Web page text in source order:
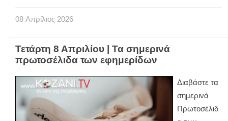
08 Απρίλιος 2026
Τετάρτη 8 Απριλίου | Τα σημερινά
πρωτοσέλιδα των εφημερίδων
Διαβάστε τα
σημερινά
Πρωτοσέλιδ